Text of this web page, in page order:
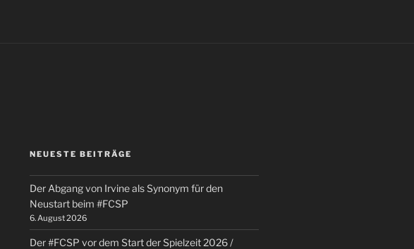
NEUESTE BEITRÄGE
Der Abgang von Irvine als Synonym für den
Neustart beim #FCSP
6. August 2026
Der #FCSP vor dem Start der Spielzeit 2026 /